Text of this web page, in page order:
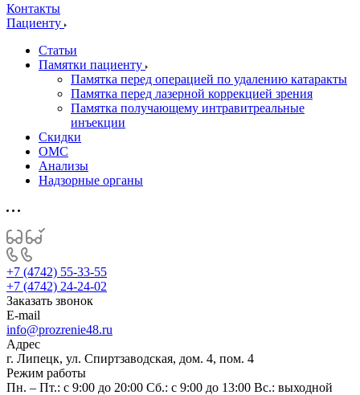
Контакты
Пациенту
Статьи
Памятки пациенту
Памятка перед операцией по удалению катаракты
Памятка перед лазерной коррекцией зрения
Памятка получающему интравитреальные
инъекции
Скидки
ОМС
Анализы
Надзорные органы
+7 (4742) 55-33-55
+7 (4742) 24-24-02
Заказать звонок
E-mail
info@prozrenie48.ru
Адрес
г. Липецк, ул. Спиртзаводская, дом. 4, пом. 4
Режим работы
Пн. – Пт.: с 9:00 до 20:00 Сб.: с 9:00 до 13:00 Вс.: выходной